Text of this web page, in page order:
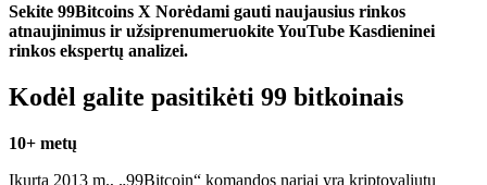
Sekite 99Bitcoins X Norėdami gauti naujausius rinkos
atnaujinimus ir užsiprenumeruokiteYouTube Kasdieninei
rinkos ekspertų analizei.
Kodėl galite pasitikėti 99 bitkoinais
10+ metų
Įkurta 2013 m., „99Bitcoin“ komandos nariai yra kriptovaliutų